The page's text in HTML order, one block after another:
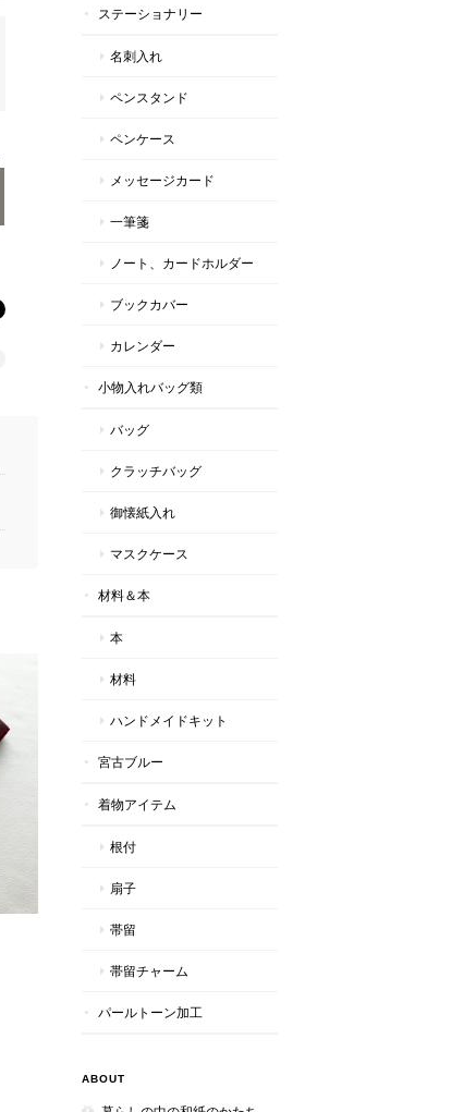
ステーショナリー
名刺入れ
ペンスタンド
ペンケース
メッセージカード
一筆箋
ノート、カードホルダー
ブックカバー
カレンダー
小物入れバッグ類
バッグ
クラッチバッグ
御懐紙入れ
マスクケース
材料＆本
本
材料
ハンドメイドキット
宮古ブルー
着物アイテム
根付
扇子
帯留
帯留チャーム
パールトーン加工
ABOUT